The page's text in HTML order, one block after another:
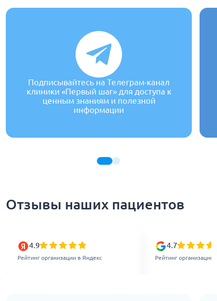
Подписывайтесь на Телеграм-канал
клиники «Первый шаг» для доступа к
ценным знаниям и полезной
информации
Отзывы наших пациентов
4.9
Рейтинг организации в Яндекс
4.7
Рейтинг организации